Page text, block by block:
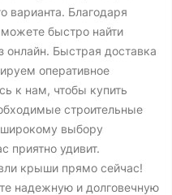
варианта. Благодаря
быстро найти
онлайн. Быстрая доставка
оперативное
к нам, чтобы купить
строительные
выбору
приятно удивит.
крыши прямо сейчас!
надежную и долговечную